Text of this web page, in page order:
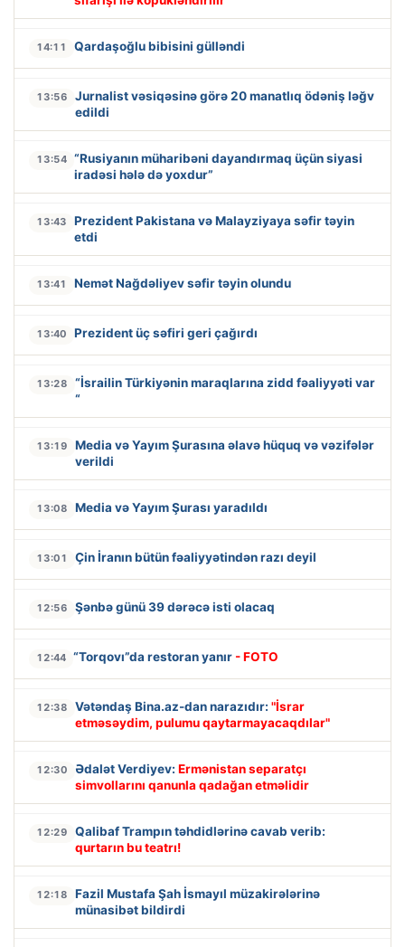
14:11 Qardaşoğlu bibisini gülləndi
13:56
Jurnalist vəsiqəsinə görə 20 manatlıq ödəniş ləğv
edildi
13:54 “Rusiyanın müharibəni dayandırmaq üçün siyasi
iradəsi hələ də yoxdur”
13:43
Prezident Pakistana və Malayziyaya səfir təyin
etdi
13:41 Nemət Nağdəliyev səfir təyin olundu
13:40 Prezident üç səfiri geri çağırdı
13:28
“İsrailin Türkiyənin maraqlarına zidd fəaliyyəti var
“
13:19
Media və Yayım Şurasına əlavə hüquq və vəzifələr
verildi
13:08 Media və Yayım Şurası yaradıldı
13:01 Çin İranın bütün fəaliyyətindən razı deyil
12:56 Şənbə günü 39 dərəcə isti olacaq
12:44 “Torqovı”da restoran yanır - FOTO
12:38 Vətəndaş Bina.az-dan narazıdır: "İsrar
etməsəydim, pulumu qaytarmayacaqdılar"
12:30 Ədalət Verdiyev: Ermənistan separatçı
simvollarını qanunla qadağan etməlidir
12:29
Qalibaf Trampın təhdidlərinə cavab verib:
qurtarın bu teatrı!
12:18
Fazil Mustafa Şah İsmayıl müzakirələrinə
münasibət bildirdi